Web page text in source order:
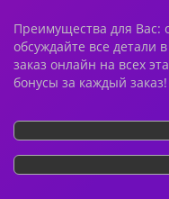
Преимущества для Вас:
обсуждайте все детали
заказ онлайн на всех
бонусы за каждый заказ!